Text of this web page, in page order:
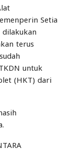
Setia
terus
untuk
(HKT) dari